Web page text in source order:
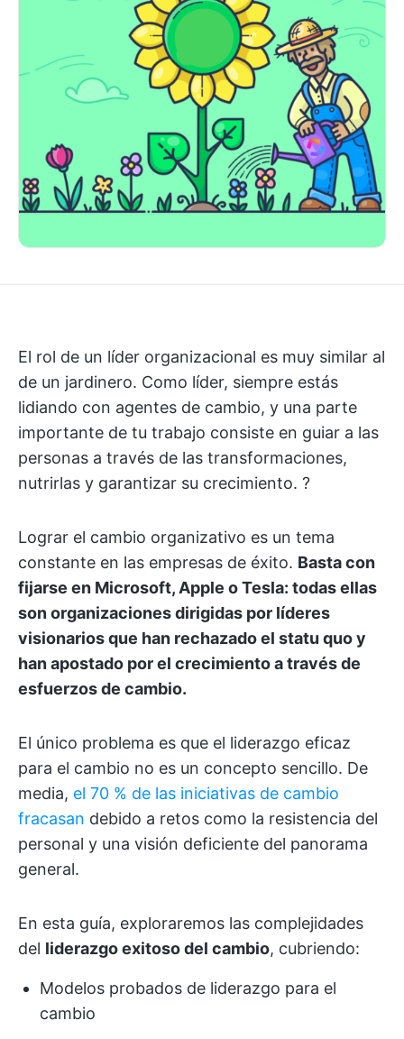
El rol de un líder organizacional es muy similar al
de un jardinero. Como líder, siempre estás
lidiando con agentes de cambio, y una parte
importante de tu trabajo consiste en guiar a las
personas a través de las transformaciones,
nutrirlas y garantizar su crecimiento. ?
Lograr el cambio organizativo es un tema
constante en las empresas de éxito. Basta con
fijarse en Microsoft, Apple o Tesla: todas ellas
son organizaciones dirigidas por líderes
visionarios que han rechazado el statu quo y
han apostado por el crecimiento a través de
esfuerzos de cambio.
El único problema es que el liderazgo eficaz
para el cambio no es un concepto sencillo. De
media, el 70 % de las iniciativas de cambio
fracasan debido a retos como la resistencia del
personal y una visión deficiente del panorama
general.
En esta guía, exploraremos las complejidades
del liderazgo exitoso del cambio, cubriendo:
Modelos probados de liderazgo para el
cambio